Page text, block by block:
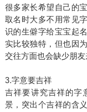
很多家长希望自己的
取名时大多不用常见
识的生僻字给宝宝起
实比较独特，但也因
交往方面也会缺少朋友
3.字意要吉祥
吉祥要讲究吉祥的字
景，突出个吉祥的含